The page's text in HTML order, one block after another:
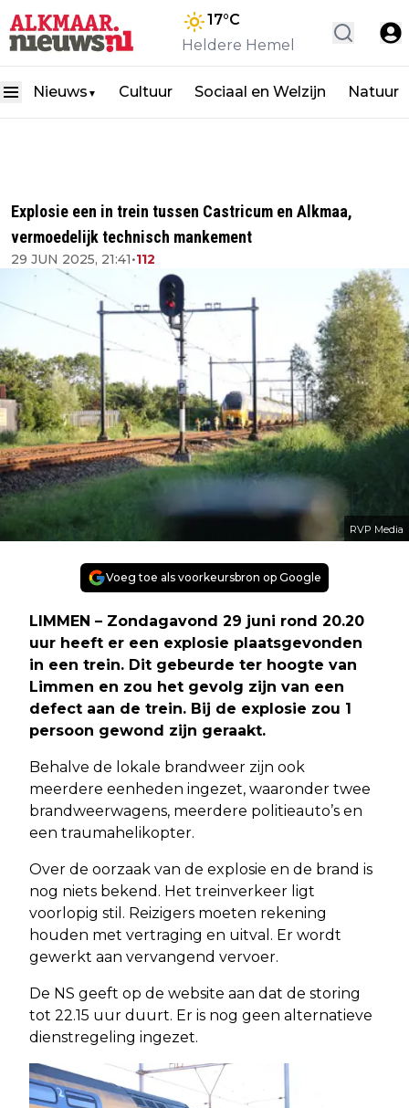
17°C
Heldere Hemel
Nieuws ▼ Cultuur Sociaal en Welzijn Natuur
Explosie een in trein tussen Castricum en Alkmaa,
vermoedelijk technisch mankement
29 JUN 2025, 21:41•112
RVP Media
Voeg toe als voorkeursbron op Google
LIMMEN – Zondagavond 29 juni rond 20.20
uur heeft er een explosie plaatsgevonden
in een trein. Dit gebeurde ter hoogte van
Limmen en zou het gevolg zijn van een
defect aan de trein. Bij de explosie zou 1
persoon gewond zijn geraakt.
Behalve de lokale brandweer zijn ook
meerdere eenheden ingezet, waaronder twee
brandweerwagens, meerdere politieauto’s en
een traumahelikopter.
Over de oorzaak van de explosie en de brand is
nog niets bekend. Het treinverkeer ligt
voorlopig stil. Reizigers moeten rekening
houden met vertraging en uitval. Er wordt
gewerkt aan vervangend vervoer.
De NS geeft op de website aan dat de storing
tot 22.15 uur duurt. Er is nog geen alternatieve
dienstregeling ingezet.